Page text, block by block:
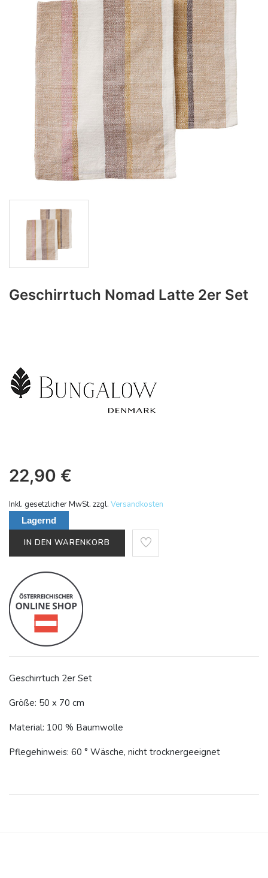
Geschirrtuch Nomad Latte 2er Set
22,90 €
Inkl. gesetzlicher MwSt. zzgl. Versandkosten
Lagernd
IN DEN WARENKORB
Geschirrtuch 2er Set
Größe: 50 x 70 cm
Material: 100 % Baumwolle
Pflegehinweis: 60 ° Wäsche, nicht trocknergeeignet